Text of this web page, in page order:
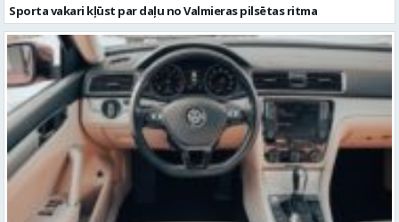
Sporta vakari kļūst par daļu no Valmieras pilsētas ritma